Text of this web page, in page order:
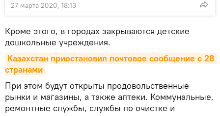
27 марта 2020, 18:13
Кроме этого, в городах закрываются детские
дошкольные учреждения.
Казахстан приостановил почтовое сообщение с 28
странами
При этом будут открыты продовольственные
рынки и магазины, а также аптеки. Коммунальные,
ремонтные службы, службы по очистке и